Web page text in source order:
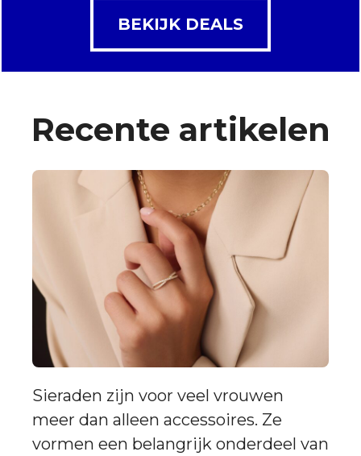
BEKIJK DEALS
Recente artikelen
Sieraden zijn voor veel vrouwen
meer dan alleen accessoires. Ze
vormen een belangrijk onderdeel van